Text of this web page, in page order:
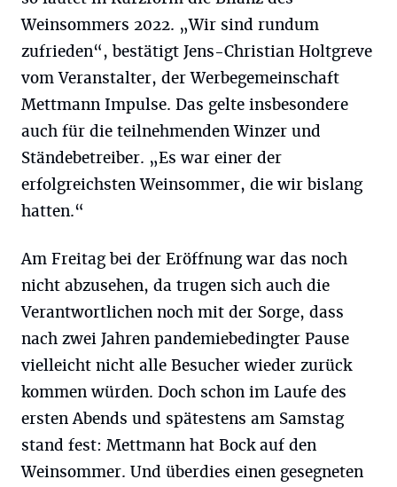
Weinsommers 2022. „Wir sind rundum
zufrieden“, bestätigt Jens-Christian Holtgreve
vom Veranstalter, der Werbegemeinschaft
Mettmann Impulse. Das gelte insbesondere
auch für die teilnehmenden Winzer und
Ständebetreiber. „Es war einer der
erfolgreichsten Weinsommer, die wir bislang
hatten.“
Am Freitag bei der Eröffnung war das noch
nicht abzusehen, da trugen sich auch die
Verantwortlichen noch mit der Sorge, dass
nach zwei Jahren pandemiebedingter Pause
vielleicht nicht alle Besucher wieder zurück
kommen würden. Doch schon im Laufe des
ersten Abends und spätestens am Samstag
stand fest: Mettmann hat Bock auf den
Weinsommer. Und überdies einen gesegneten